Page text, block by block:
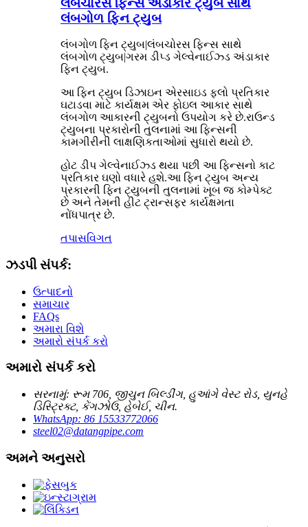
લંબગોળ ફિન ટ્યુબ
લંબગોળ ફિન ટ્યુબ|લંબચોરસ ફિન્સ સાથે
લંબગોળ ટ્યુબ|ગરમ ડીપ્ડ ગેલ્વેનાઈઝ્ડ અંડાકાર
ફિન ટ્યુબ.
આ ફિન ટ્યુબ ડિઝાઇન એરસાઇડ ફ્લો પ્રતિકાર
ઘટાડવા માટે કાર્યક્ષમ એર ફોઇલ આકાર સાથે
લંબગોળ આકારની ટ્યુબનો ઉપયોગ કરે છે.રાઉન્ડ
ટ્યુબના પ્રકારોની તુલનામાં આ ફિન્સની
કામગીરીની લાક્ષણિકતાઓમાં સુધારો થયો છે.
હોટ ડીપ ગેલ્વેનાઈઝ્ડ થયા પછી આ ફિન્સનો કાટ
પ્રતિકાર ઘણો વધારે હશે.આ ફિન ટ્યુબ અન્ય
પ્રકારની ફિન ટ્યુબની તુલનામાં ખૂબ જ કોમ્પેક્ટ
છે અને તેમની હીટ ટ્રાન્સફર કાર્યક્ષમતા
નોંધપાત્ર છે.
તપાસવિગત
ઝડપી સંપર્ક:
ઉત્પાદનો
સમાચાર
FAQs
અમારા વિશે
અમારો સંપર્ક કરો
અમારો સંપર્ક કરો
સરનામું: રૂમ 706, જીચુન બિલ્ડીંગ, હુઆંગે વેસ્ટ રોડ, યુનહે
ડિસ્ટ્રિક્ટ, કેંગઝોઉ, હેબેઈ, ચીન.
WhatsApp: 86 15533772066
steel02@datangpipe.com
અમને અનુસરો